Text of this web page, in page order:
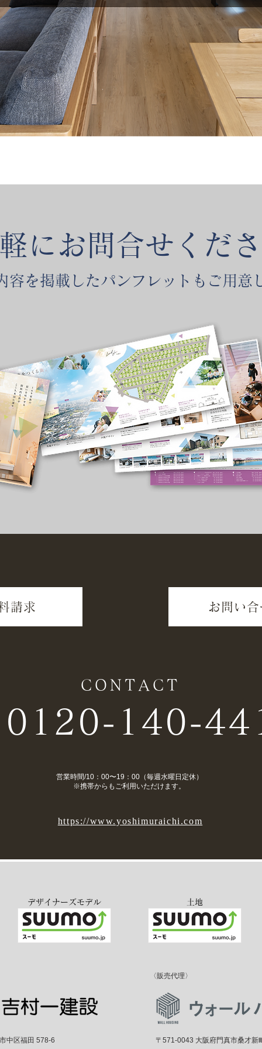
にお問合せくだ
容を掲載したパンフレットもご用意
請求 お問い
CONTACT
0120-140-
営業時間/10：00〜19：00（毎週水曜日定休）
​※携帯からもご利用いただけます。
https://www.yoshimuraichi.com
デザイナーズモデル 土地
〈販売代理〉
中区福田 578-6 〒571-0043 大阪府門真市桑才新